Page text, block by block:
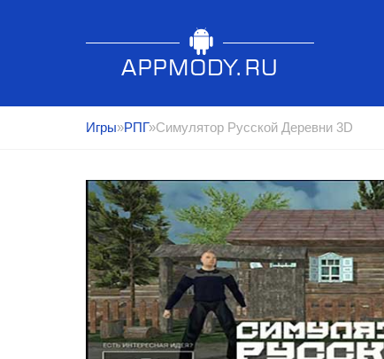
Игры»РПГ»Симулятор Русской Деревни 3D